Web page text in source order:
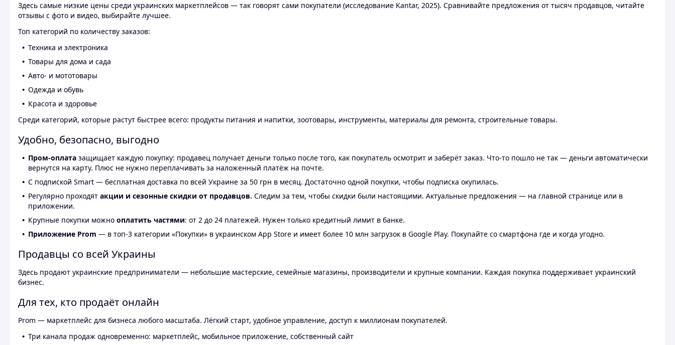
Здесь самые низкие цены среди украинских маркетплейсов — так говорят сами покупатели (исследование Kantar, 2025). Сравнивайте предложения от тысяч продавцов, читайте
отзывы с фото и видео, выбирайте лучшее.
Топ категорий по количеству заказов:
Техника и электроника
Товары для дома и сада
Авто- и мототовары
Одежда и обувь
Красота и здоровье
Среди категорий, которые растут быстрее всего: продукты питания и напитки, зоотовары, инструменты, материалы для ремонта, строительные товары.
Удобно, безопасно, выгодно
Пром-оплата защищает каждую покупку: продавец получает деньги только после того, как покупатель осмотрит и заберёт заказ. Что-то пошло не так — деньги автоматически
вернутся на карту. Плюс не нужно переплачивать за наложенный платёж на почте.
С подпиской Smart — бесплатная доставка по всей Украине за 50 грн в месяц. Достаточно одной покупки, чтобы подписка окупилась.
Регулярно проходят акции и сезонные скидки от продавцов. Следим за тем, чтобы скидки были настоящими. Актуальные предложения — на главной странице или в
приложении.
Крупные покупки можно оплатить частями: от 2 до 24 платежей. Нужен только кредитный лимит в банке.
Приложение Prom — в топ-3 категории «Покупки» в украинском App Store и имеет более 10 млн загрузок в Google Play. Покупайте со смартфона где и когда угодно.
Продавцы со всей Украины
Здесь продают украинские предприниматели — небольшие мастерские, семейные магазины, производители и крупные компании. Каждая покупка поддерживает украинский
бизнес.
Для тех, кто продаёт онлайн
Prom — маркетплейс для бизнеса любого масштаба. Лёгкий старт, удобное управление, доступ к миллионам покупателей.
Три канала продаж одновременно: маркетплейс, мобильное приложение, собственный сайт